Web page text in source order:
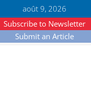
août 9, 2026
Subscribe to Newsletter
Submit an Article